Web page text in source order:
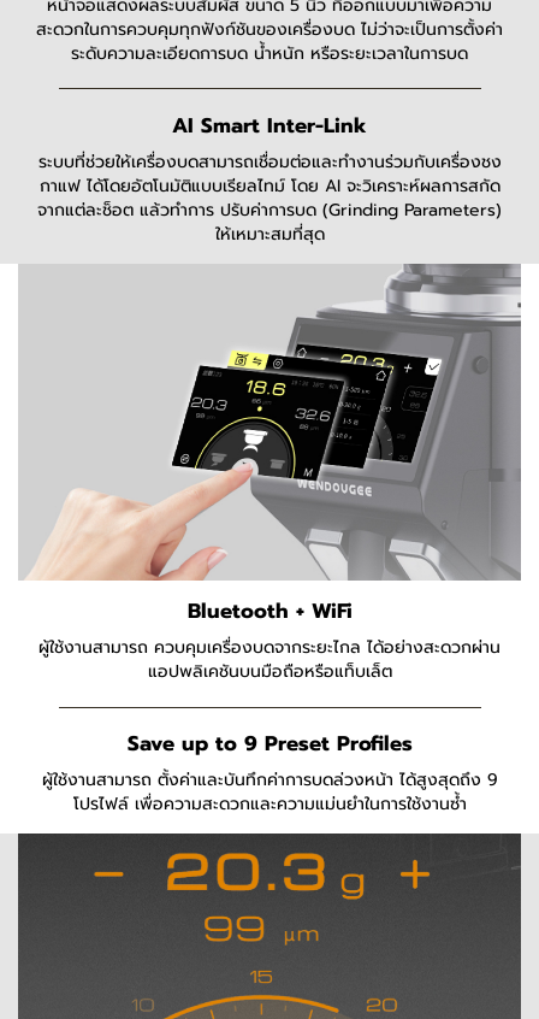
สะดวกในการควบคุมทุกฟังก์ชันของเครื่องบด ไม่ว่าจะเป็นการตั้งค่า
ระดับความละเอียดการบด น้ำหนัก หรือระยะเวลาในการบด
AI Smart Inter-Link
ระบบที่ช่วยให้เครื่องบดสามารถเชื่อมต่อและทำงานร่วมกับเครื่องชง
กาแฟ ได้โดยอัตโนมัติแบบเรียลไทม์ โดย AI จะวิเคราะห์ผลการสกัด
จากแต่ละช็อต แล้วทำการ ปรับค่าการบด (Grinding Parameters)
ให้เหมาะสมที่สุด
Bluetooth + WiFi
ผู้ใช้งานสามารถ ควบคุมเครื่องบดจากระยะไกล ได้อย่างสะดวกผ่าน
แอปพลิเคชันบนมือถือหรือแท็บเล็ต
Save up to 9 Preset Profiles
ผู้ใช้งานสามารถ ตั้งค่าและบันทึกค่าการบดล่วงหน้า ได้สูงสุดถึง 9
โปรไฟล์ เพื่อความสะดวกและความแม่นยำในการใช้งานซ้ำ